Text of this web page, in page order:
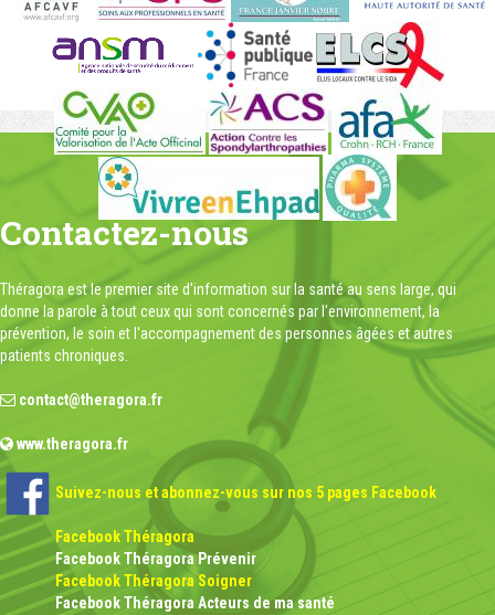
Contactez-nous
Théragora est le premier site d'information sur la santé au sens large, qui
donne la parole à tout ceux qui sont concernés par l'environnement, la
prévention, le soin et l'accompagnement des personnes âgées et autres
patients chroniques.
contact@theragora.fr
www.theragora.fr
Suivez-nous et abonnez-vous sur nos 5 pages Facebook
Facebook Théragora
Facebook Théragora Prévenir
Facebook Théragora Soigner
Facebook Théragora Acteurs de ma santé